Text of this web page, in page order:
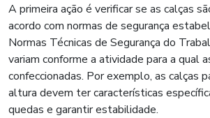
A primeira ação é verificar se as calças
acordo com normas de segurança
Normas Técnicas de Segurança do
variam conforme a atividade para a qual
confeccionadas. Por exemplo, as calças
altura devem ter características
quedas e garantir estabilidade.